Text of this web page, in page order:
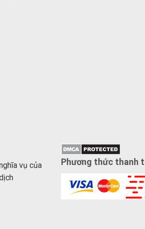
vụ của
Phương thức thanh